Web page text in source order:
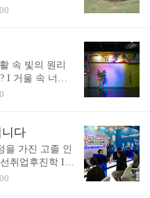
이 미래 통일
요성은 아무리
육이라고 하면
낌이..
돌 하면 무엇
라는 설도 있
, 정신세계까지
한 역사 자료
한 가치를 지니
인돌 왕국'이
은 세계적으로
하게 유네스코
속 빛의 원리
I 거울 속 너는
학교 4학년인
막혀서 생기
배웠다며 대답
기 전 나이의
어렵지만 한
다
을 가진 고졸 인
취업후진학 I
고 I 마이스터